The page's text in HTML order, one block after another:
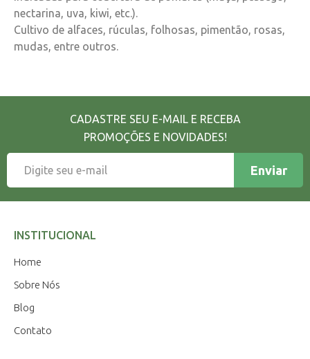
nectarina, uva, kiwi, etc.).
Cultivo de alfaces, rúculas, folhosas, pimentão, rosas,
mudas, entre outros.
CADASTRE SEU E-MAIL E RECEBA
PROMOÇÕES E NOVIDADES!
Enviar
INSTITUCIONAL
Home
Sobre Nós
Blog
Contato